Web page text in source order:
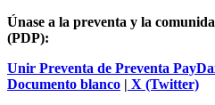
Únase a la preventa y la
(PDP):
Unir Preventa de Preventa
Documento blanco | X (Twitter)